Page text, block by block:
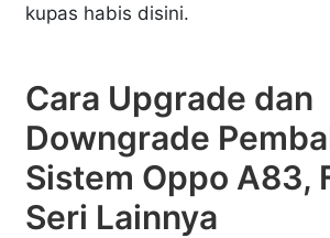
kupas habis disini.
Cara Upgrade dan
Downgrade
Sistem Oppo A83,
Seri Lainnya